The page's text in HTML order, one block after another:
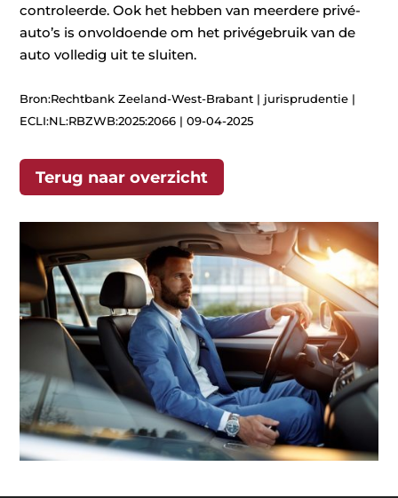
controleerde. Ook het hebben van meerdere privé-
auto’s is onvoldoende om het privégebruik van de
auto volledig uit te sluiten.
Bron:Rechtbank Zeeland-West-Brabant | jurisprudentie |
ECLI:NL:RBZWB:2025:2066 | 09-04-2025
Terug naar overzicht